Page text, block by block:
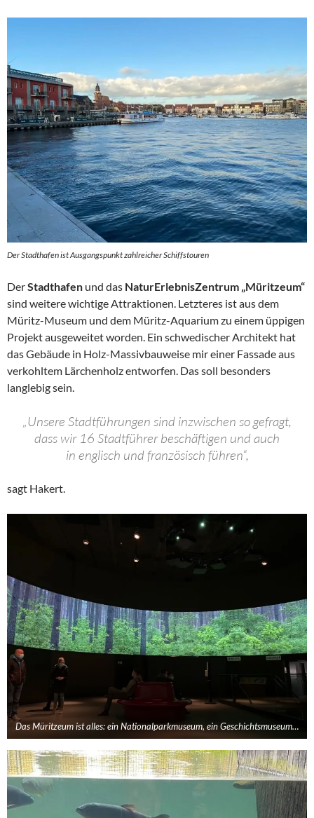
Der Stadthafen ist Ausgangspunkt zahlreicher Schiffstouren
DerStadthafen und das NaturErlebnisZentrum „Müritzeum“
sind weitere wichtige Attraktionen. Letzteres ist aus dem
Müritz-Museum und dem Müritz-Aquarium zu einem üppigen
Projekt ausgeweitet worden. Ein schwedischer Architekt hat
das Gebäude in Holz-Massivbauweise mir einer Fassade aus
verkohltem Lärchenholz entworfen. Das soll besonders
langlebig sein.
„Unsere Stadtführungen sind inzwischen so gefragt,
dass wir 16 Stadtführer beschäftigen und auch
in englisch und französisch führen“,
sagt Hakert.
Das Müritzeum ist alles: ein Nationalparkmuseum, ein Geschichtsmuseum…